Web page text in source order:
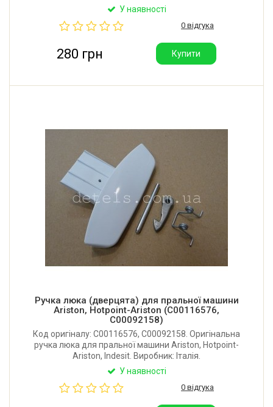
У наявності
0 відгука
280 грн Купити
Ручка люка (дверцята) для пральної машини
Ariston, Hotpoint-Ariston (C00116576,
C00092158)
Код оригіналу: C00116576, C00092158. Оригінальна
ручка люка для пральної машини Ariston, Hotpoint-
Ariston, Indesit. Виробник: Італія.
У наявності
0 відгука